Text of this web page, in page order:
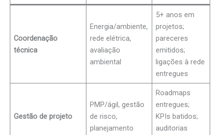
Coordenação
técnica
Energia/ambiente,
rede elétrica,
avaliação
ambiental
5+ anos em
projetos;
pareceres
emitidos;
ligações à rede
entregues
Gestão de projeto
PMP/ágil, gestão
de risco,
planejamento
Roadmaps
entregues;
KPIs batidos;
auditorias